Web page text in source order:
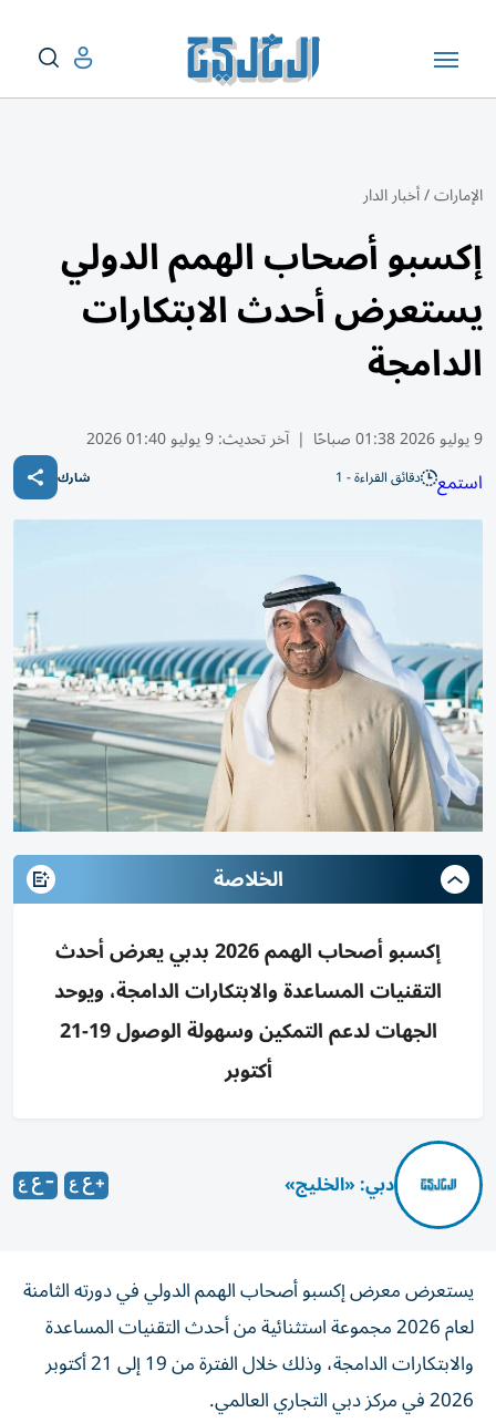
الإمارات/أخبار الدار
إكسبو أصحاب الهمم الدولي
يستعرض أحدث الابتكارات
الدامجة
9 يوليو 2026 01:38 صباحًا | آخر تحديث:9 يوليو 01:40 2026
استمع دقائق القراءة - 1 شارك
الخلاصة
إكسبو أصحاب الهمم 2026 بدبي يعرض أحدث
التقنيات المساعدة والابتكارات الدامجة، ويوحد
الجهات لدعم التمكين وسهولة الوصول 19-21
أكتوبر
دبي: «الخليج»
يستعرض معرض إكسبو أصحاب الهمم الدولي في دورته الثامنة
لعام 2026 مجموعة استثنائية من أحدث التقنيات المساعدة
والابتكارات الدامجة، وذلك خلال الفترة من 19 إلى 21 أكتوبر
2026 في مركز دبي التجاري العالمي.